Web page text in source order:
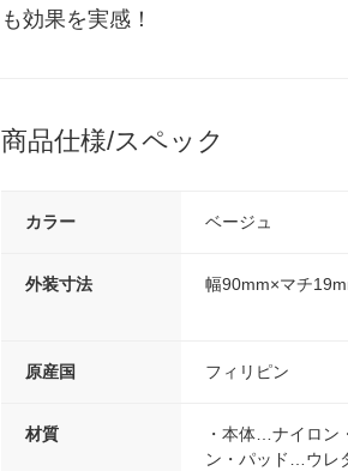
も効果を実感！
商品仕様/スペック
カラー ベージュ
外装寸法 幅90mm×マチ
原産国 フィリピン
材質
・本体…ナイロン
ン・パッド…ウレ